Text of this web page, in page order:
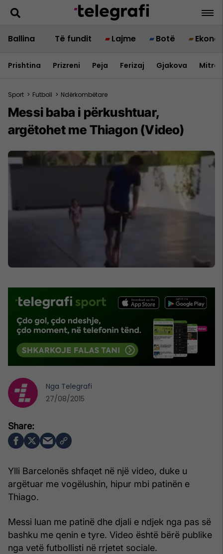
Ballina Të fundit Lajme Botë
Prishtina Prizreni Peja Ferizaj Gjakova
Sport > Futboll > Ndërkombëtare
Messi baba i përkushtuar,
argëtohet me Thiagon (Video)
Ylli Barcelonës shfaqet në një video, duke u
argëtuar me vogëlushin, hipur mbi patinën e
Thiago.
Messi luan me patinë dhe djali e ndjek nga pas së
bashku me qenin e tyre. Video është bërë publike
nga vetë futbollisti në rrjetet sociale.
Nga Telegrafi
27/08/2015